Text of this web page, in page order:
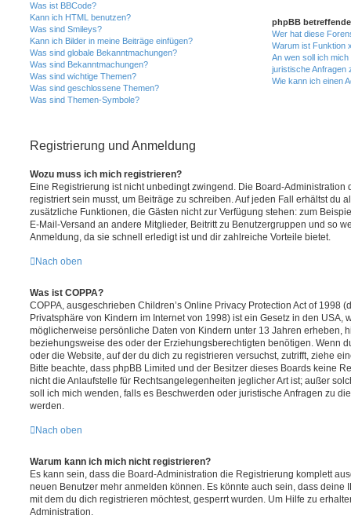
Was ist BBCode?
Kann ich HTML benutzen?
Was sind Smileys?
Kann ich Bilder in meine Beiträge einfügen?
Was sind globale Bekanntmachungen?
Was sind Bekanntmachungen?
Was sind wichtige Themen?
Was sind geschlossene Themen?
Was sind Themen-Symbole?
phpBB
Wer hat diese
Warum ist Funktion
An wen soll ich
juristische Anfragen
Wie kann ich einen
Registrierung und Anmeldung
Wozu muss ich mich registrieren?
Eine Registrierung ist nicht unbedingt zwingend. Die Board-Administration
registriert sein musst, um Beiträge zu schreiben. Auf jeden Fall erhältst du
zusätzliche Funktionen, die Gästen nicht zur Verfügung stehen: zum
E-Mail-Versand an andere Mitglieder, Beitritt zu Benutzergruppen und so
Anmeldung, da sie schnell erledigt ist und dir zahlreiche Vorteile bietet.
Nach oben
Was ist COPPA?
COPPA, ausgeschrieben Children’s Online Privacy Protection Act of 1998
Privatsphäre von Kindern im Internet von 1998) ist ein Gesetz in den USA,
möglicherweise persönliche Daten von Kindern unter 13 Jahren erheben,
beziehungsweise des oder der Erziehungsberechtigten benötigen. Wenn
oder die Website, auf der du dich zu registrieren versuchst, zutrifft, ziehe
Bitte beachte, dass phpBB Limited und der Besitzer dieses Boards keine
nicht die Anlaufstelle für Rechtsangelegenheiten jeglicher Art ist; außer
soll ich mich wenden, falls es Beschwerden oder juristische Anfragen zu
werden.
Nach oben
Warum kann ich mich nicht registrieren?
Es kann sein, dass die Board-Administration die Registrierung komplett
neuen Benutzer mehr anmelden können. Es könnte auch sein, dass deine
mit dem du dich registrieren möchtest, gesperrt wurden. Um Hilfe zu
Administration.